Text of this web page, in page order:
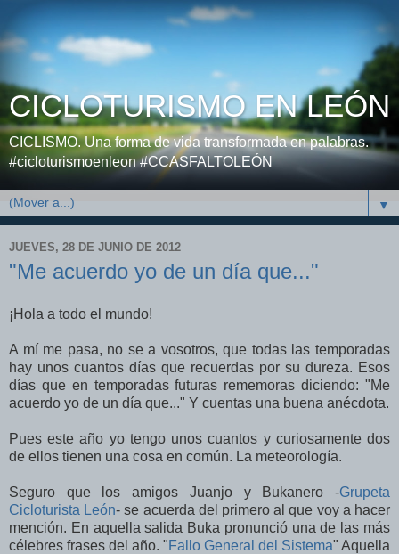
CICLOTURISMO EN LEÓN
CICLISMO. Una forma de vida transformada en palabras.
#cicloturismoenleon #CCASFALTOLEÓN
▼
JUEVES, 28 DE JUNIO DE 2012
"Me acuerdo yo de un día que..."
¡Hola a todo el mundo!
A mí me pasa, no se a vosotros, que todas las temporadas
hay unos cuantos días que recuerdas por su dureza. Esos
días que en temporadas futuras rememoras diciendo: "Me
acuerdo yo de un día que..." Y cuentas una buena anécdota.
Pues este año yo tengo unos cuantos y curiosamente dos
de ellos tienen una cosa en común. La meteorología.
Seguro que los amigos Juanjo y Bukanero -Grupeta
Cicloturista León- se acuerda del primero al que voy a hacer
mención. En aquella salida Buka pronunció una de las más
célebres frases del año. "Fallo General del Sistema" Aquella